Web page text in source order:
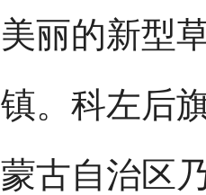
美丽的新型
镇。科左后
蒙古自治区